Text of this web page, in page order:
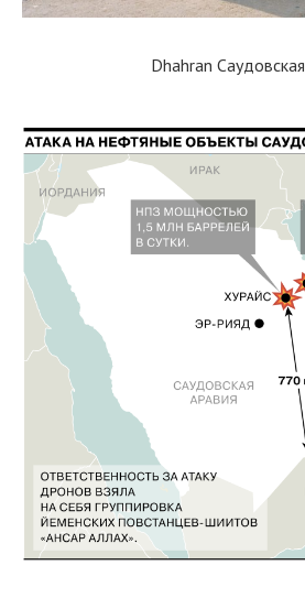
Dhahran Саудовская